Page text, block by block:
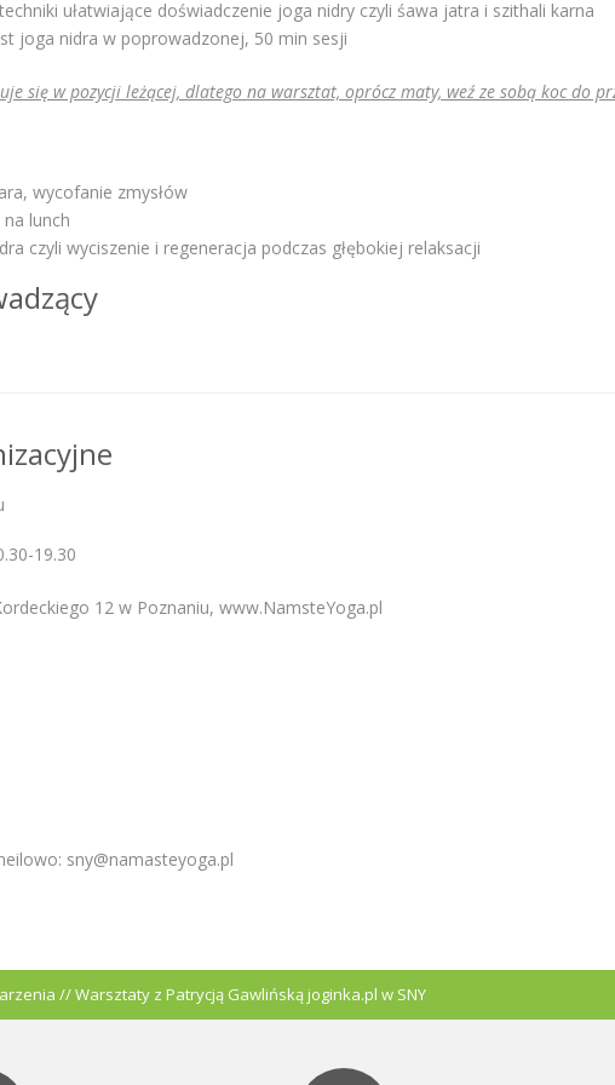
ułatwiające doświadczenie joga nidry czyli śawa jatra i szithali karna
joga nidra w poprowadzonej, 50 min sesji
się w pozycji leżącej, dlatego na warsztat, oprócz maty, weź ze sobą koc do
wycofanie zmysłów
lunch
czyli wyciszenie i regeneracja podczas głębokiej relaksacji
19.30
12 w Poznaniu, www.NamsteYoga.pl
sny@namasteyoga.pl
//Warsztaty z Patrycją Gawlińską joginka.pl w SNY